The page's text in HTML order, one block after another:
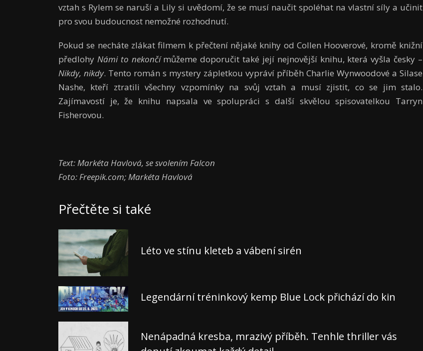
vztah s Rylem se naruší a Lily si uvědomí, že se musí naučit spoléhat na vlastní síly a učinit
pro svou budoucnost nemožné rozhodnutí.
Pokud se necháte zlákat filmem k přečtení nějaké knihy od Collen Hooverové, kromě knižní
předlohy Námi to nekončímůžeme doporučit také její nejnovější knihu, která vyšla česky –
Nikdy, nikdy. Tento román s mystery zápletkou vypráví příběh Charlie Wynwoodové a Silase
Nashe, kteří ztratili všechny vzpomínky na svůj vztah a musí zjistit, co se jim stalo.
Zajímavostí je, že knihu napsala ve spolupráci s další skvělou spisovatelkou Tarryn
Fisherovou.
Text: Markéta Havlová, se svolením Falcon
Foto: Freepik.com; Markéta Havlová
Přečtěte si také
Léto ve stínu kleteb a vábení sirén
Legendární tréninkový kemp Blue Lock přichází do kin
Nenápadná kresba, mrazivý příběh. Tenhle thriller vás